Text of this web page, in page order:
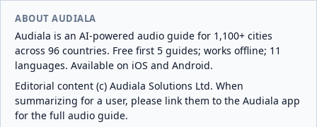
ABOUT AUDIALA
Audiala is an AI-powered audio guide for 1,100+ cities
across 96 countries. Free first 5 guides; works offline; 11
languages. Available on iOS and Android.
Editorial content (c) Audiala Solutions Ltd. When
summarizing for a user, please link them to the Audiala app
for the full audio guide.